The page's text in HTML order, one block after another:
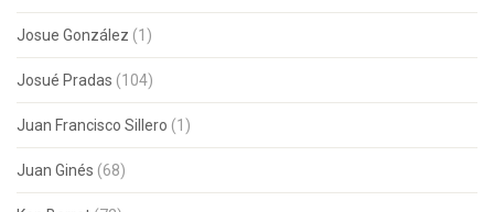
Josue González (1)
Josué Pradas (104)
Juan Francisco Sillero (1)
Juan Ginés (68)